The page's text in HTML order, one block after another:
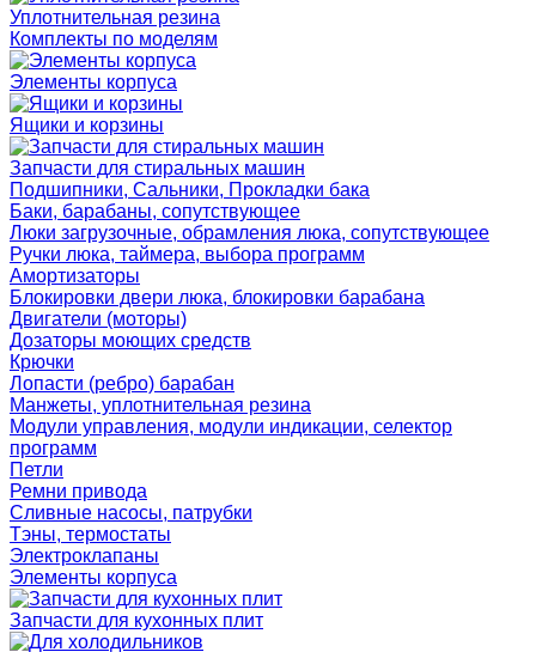
Уплотнительная резина
Комплекты по моделям
Элементы корпуса
Ящики и корзины
Запчасти для стиральных машин
Подшипники, Сальники, Прокладки бака
Баки, барабаны, сопутствующее
Люки загрузочные, обрамления люка, сопутствующее
Ручки люка, таймера, выбора программ
Амортизаторы
Блокировки двери люка, блокировки барабана
Двигатели (моторы)
Дозаторы моющих средств
Крючки
Лопасти (ребро) барабан
Манжеты, уплотнительная резина
Модули управления, модули индикации, селектор
программ
Петли
Ремни привода
Сливные насосы, патрубки
Тэны, термостаты
Электроклапаны
Элементы корпуса
Запчасти для кухонных плит